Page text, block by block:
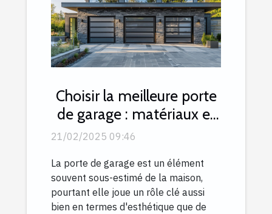
Choisir la meilleure porte
de garage : matériaux et
mécanismes expliqués
21/02/2025 09:46
La porte de garage est un élément
souvent sous-estimé de la maison,
pourtant elle joue un rôle clé aussi
bien en termes d'esthétique que de